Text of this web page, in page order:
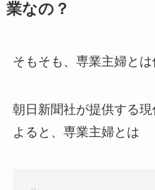
業なの？
そもそも、専業主婦と
朝日新聞社が提供する
よると、専業主婦とは